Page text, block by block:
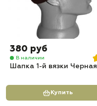
380 руб
В наличии
Шапка 1-й вязки Черная
Купить